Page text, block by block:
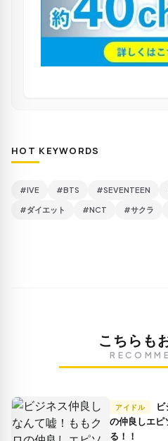
HOT KEYWORDS
#IVE #BTS #SEVENTEEN
#ダイエット #NCT #サクラ
こちらも
アイドル
の仲良しエピ
る！！